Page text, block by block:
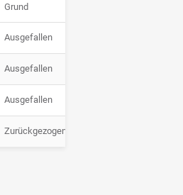
Grund
Ausgefallen
Ausgefallen
Ausgefallen
Zurückgezogen